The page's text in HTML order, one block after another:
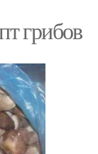
грибов